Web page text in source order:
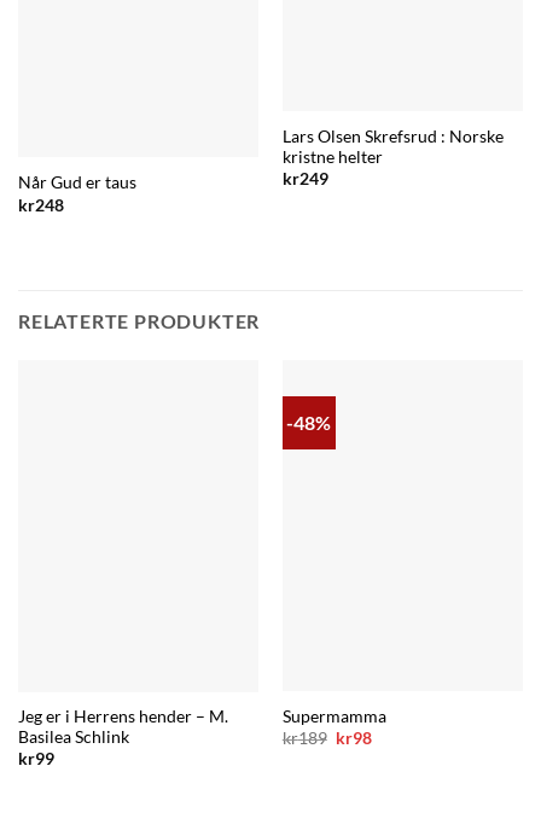
Når Gud er taus
kr248
Lars Olsen Skrefsrud : Norske
kristne helter
kr249
RELATERTE PRODUKTER
Jeg er i Herrens hender – M.
Basilea Schlink
kr99
-48%
Supermamma
kr189 Opprinnelig
kr98Nåværende